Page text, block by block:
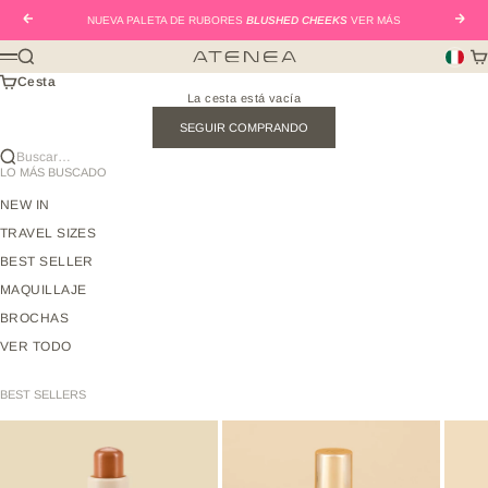
Anterior
NUEVA PALETA DE RUBORES BLUSHED CHEEKS VER MÁS
Atenea Beauty mx
Menú
Buscar
Cesta
La cesta está vacía
SEGUIR COMPRANDO
Buscar…
LO MÁS BUSCADO
NEW IN
TRAVEL SIZES
BEST SELLER
MAQUILLAJE
BROCHAS
VER TODO
BEST SELLERS